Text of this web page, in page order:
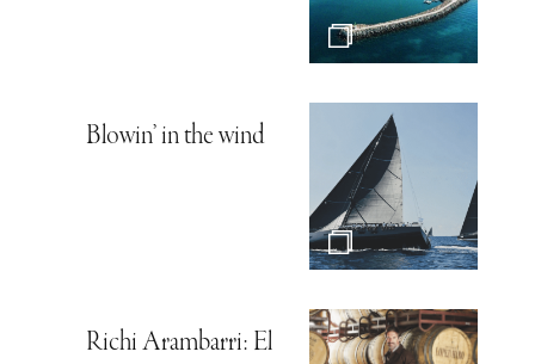
Blowin’ in the wind
Richi Arambarri: El